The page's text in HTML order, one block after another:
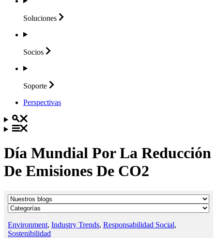
Soluciones
Socios
Soporte
Perspectivas
Día Mundial Por La Reducción
De Emisiones De CO2
Environment, Industry Trends, Responsabilidad Social,
Sostenibilidad